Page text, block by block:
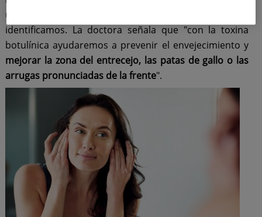
un aspecto de cansancio o enfado con el que no nos
identificamos. La doctora señala que "con la toxina
botulínica ayudaremos a prevenir el envejecimiento y
mejorar la zona del entrecejo, las patas de gallo o las
arrugas pronunciadas de la frente".